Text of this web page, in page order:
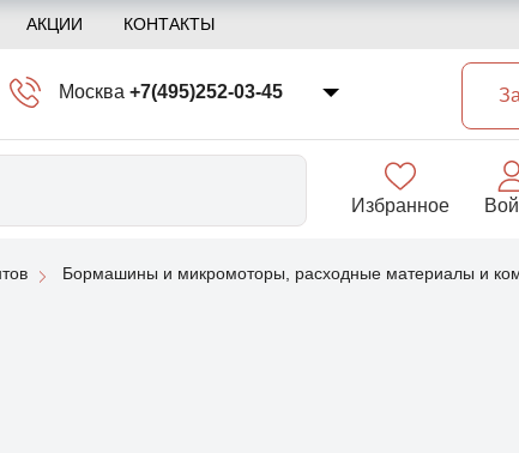
АКЦИИ КОНТАКТЫ
Москва +7(495)252-03-45
Избранное
Бормашины и микромоторы, расходные материалы и